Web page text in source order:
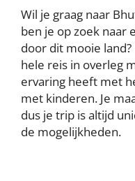
Wil je graag naar
ben je op zoek naar
door dit mooie
hele reis in overleg
ervaring heeft met
met kinderen. Je
dus je trip is altijd
de mogelijkheden.